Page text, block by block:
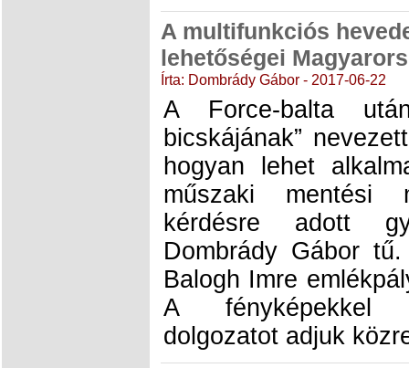
A multifunkciós
lehetőségei
Írta: Dombrády Gábor - 2017-06-22
A Force-balta
bicskájának”
hogyan lehet
műszaki mentési
kérdésre adott
Dombrády Gábor
Balogh Imre
A fényképekkel
dolgozatot adjuk